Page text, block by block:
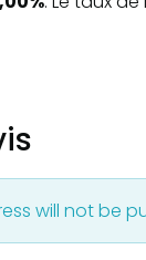
will not be